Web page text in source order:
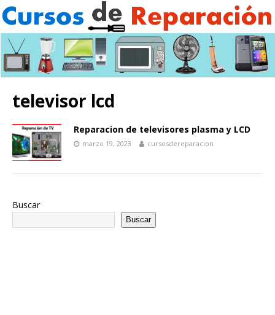
televisor lcd
Reparacion de televisores plasma y LCD
marzo 19, 2023 cursosdereparacion
Buscar
Buscar